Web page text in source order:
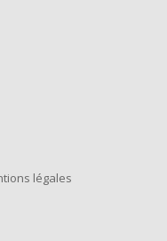
légales